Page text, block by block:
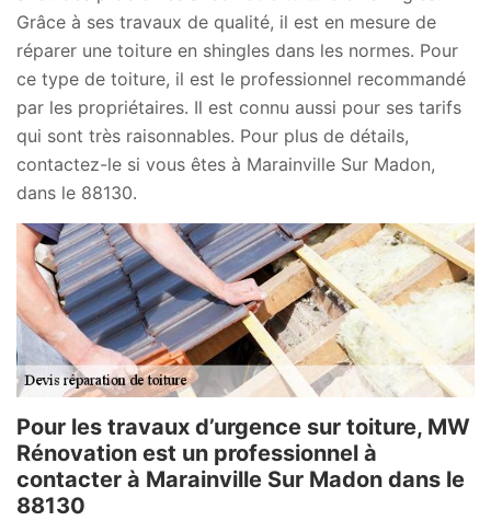
Grâce à ses travaux de qualité, il est en mesure de
réparer une toiture en shingles dans les normes. Pour
ce type de toiture, il est le professionnel recommandé
par les propriétaires. Il est connu aussi pour ses tarifs
qui sont très raisonnables. Pour plus de détails,
contactez-le si vous êtes à Marainville Sur Madon,
dans le 88130.
Pour les travaux d’urgence sur toiture, MW
Rénovation est un professionnel à
contacter à Marainville Sur Madon dans le
88130